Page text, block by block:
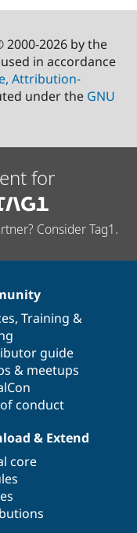
2026 by the
in accordance
Attribution-
under the GNU
for
Consider Tag1.
, Training &
guide
& meetups
conduct
& Extend
core